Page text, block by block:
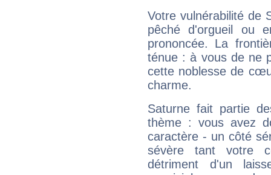
Votre vulnérabilité de
pêché d'orgueil ou
prononcée. La
ténue : à vous de ne
cette noblesse de
charme.
Saturne fait partie
thème : vous avez
caractère - un côté
sévère tant votre
détriment d'un